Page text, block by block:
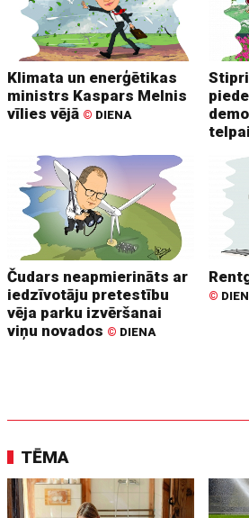
Klimata un enerģētikas
ministrs Kaspars Melnis
vīlies vējā © DIENA
telpai
Čudars neapmierināts ar
iedzīvotāju pretestību
vēja parku izvēršanai
viņu novados © DIENA
©
TĒMA